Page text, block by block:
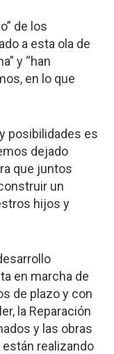
de los
a esta ola de
y “han
en lo que
posibilidades es
dejado
que juntos
un
hijos y
en marcha de
de plazo y con
la Reparación
y las obras
realizando